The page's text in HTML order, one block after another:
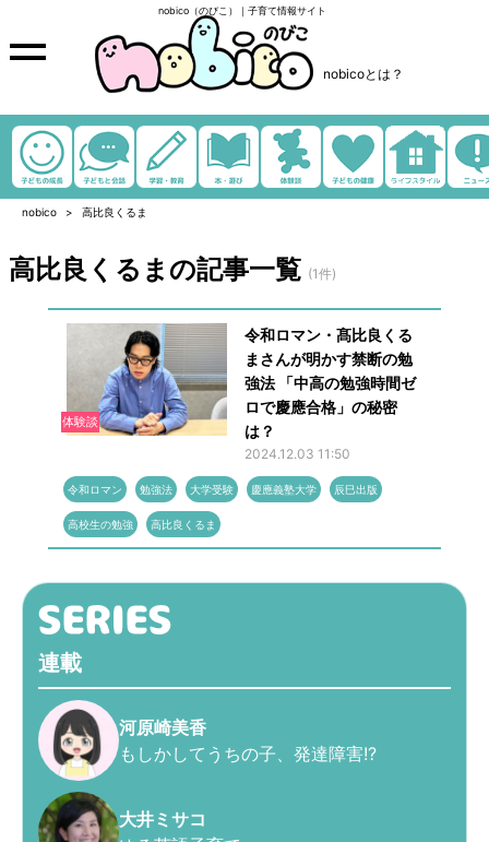
nobico（のびこ）｜子育て情報サイト
nobicoとは？
nobico 高比良くるま
高比良くるまの記事一覧 (1件)
体験談
令和ロマン・髙比良くる
まさんが明かす禁断の勉
強法 「中高の勉強時間ゼ
ロで慶應合格」の秘密
は？
2024.12.03 11:50
令和ロマン 勉強法 大学受験 慶應義塾大学 辰巳出版
高校生の勉強 高比良くるま
連載
河原崎美香
もしかしてうちの子、発達障害!?
大井ミサコ